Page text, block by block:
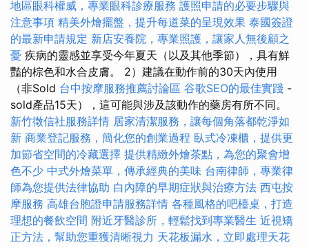
地區眼科權威，專業眼科診療服務 護照申請的必要步驟與
注意事項 精美外燴擺盤，提升每道菜的呈現效果 泰國簽證
的最新申請規定 新店安養院，專業照護，讓家人無後顧之
憂 疾病的靈感並享受今年夏天（以及其他季節），具有鮮
豔的棕色和水合皮膚。 2）建議在動作前的30天內使用
（非Sold 台中按摩服務推薦討論區 谷歌SEO的最佳實踐 -
sold產品15天），這可能與涉及該動作的藥房有所不同。
新竹徵信社服務詳情 居家清潔服務，讓每個角落都乾淨如
新 商業登記服務，簡化您的創業過程 臥式冷凍櫃，提供更
加節省空間的冷藏選擇 提供精緻外燴茶點，為您的聚會增
色不少 中式外燴菜單，傳承經典的美味 台南律師，專業律
師為您提供法律協助 白內障的早期症狀與治療方法 西屯按
摩服務 高雄台胞證申請服務詳情 各種風格的吧檯桌，打造
理想的餐飲空間 附近牙醫診所，輕鬆找到專業醫生 近視矯
正方法，幫助您重獲清晰視力 天花板漏水，立即處理天花